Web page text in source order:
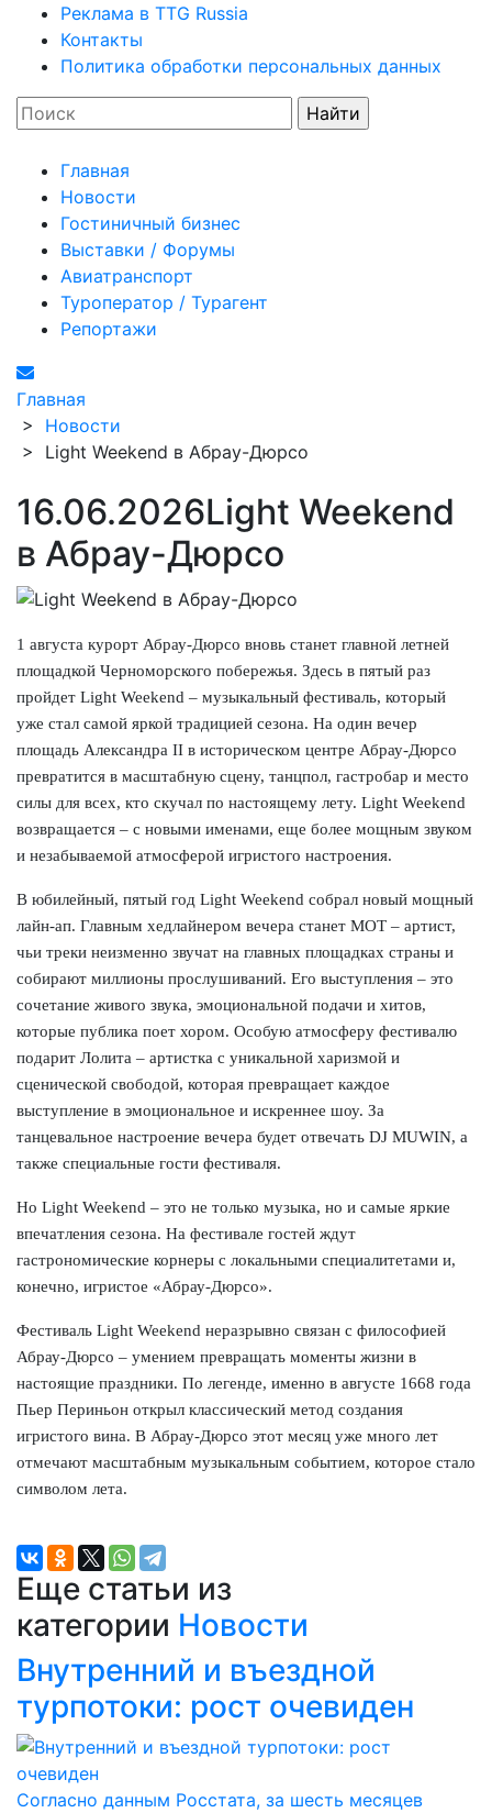
Реклама в TTG Russia
Контакты
Политика обработки персональных данных
Главная
Новости
Гостиничный бизнес
Выставки / Форумы
Авиатранспорт
Туроператор / Турагент
Репортажи
Главная
> Новости
> Light Weekend в Абрау-Дюрсо
16.06.2026Light Weekend
в Абрау-Дюрсо
1 августа курорт Абрау-Дюрсо вновь станет главной летней
площадкой Черноморского побережья. Здесь в пятый раз
пройдет Light Weekend – музыкальный фестиваль, который
уже стал самой яркой традицией сезона. На один вечер
площадь Александра II в историческом центре Абрау-Дюрсо
превратится в масштабную сцену, танцпол, гастробар и место
силы для всех, кто скучал по настоящему лету. Light Weekend
возвращается – с новыми именами, еще более мощным звуком
и незабываемой атмосферой игристого настроения.
В юбилейный, пятый год Light Weekend собрал новый мощный
лайн-ап. Главным хедлайнером вечера станет МОТ – артист,
чьи треки неизменно звучат на главных площадках страны и
собирают миллионы прослушиваний. Его выступления – это
сочетание живого звука, эмоциональной подачи и хитов,
которые публика поет хором. Особую атмосферу фестивалю
подарит Лолита – артистка с уникальной харизмой и
сценической свободой, которая превращает каждое
выступление в эмоциональное и искреннее шоу. За
танцевальное настроение вечера будет отвечать DJ MUWIN, а
также специальные гости фестиваля.
Но Light Weekend – это не только музыка, но и самые яркие
впечатления сезона. На фестивале гостей ждут
гастрономические корнеры с локальными специалитетами и,
конечно, игристое «Абрау-Дюрсо».
Фестиваль Light Weekend неразрывно связан с философией
Абрау-Дюрсо – умением превращать моменты жизни в
настоящие праздники. По легенде, именно в августе 1668 года
Пьер Периньон открыл классический метод создания
игристого вина. В Абрау-Дюрсо этот месяц уже много лет
отмечают масштабным музыкальным событием, которое стало
символом лета.
Еще статьи из
категории Новости
Внутренний и въездной
турпотоки: рост очевиден
Согласно данным Росстата, за шесть месяцев